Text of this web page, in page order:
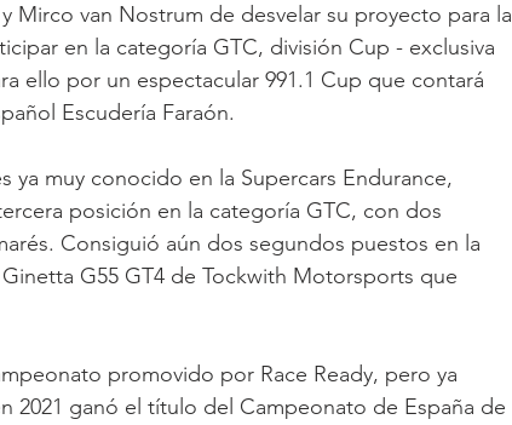
Mirco van Nostrum de desvelar su proyecto para la
en la categoría GTC, división Cup - exclusiva
ello por un espectacular 991.1 Cup que contará
Escudería Faraón.
ya muy conocido en la Supercars Endurance,
posición en la categoría GTC, con dos
Consiguió aún dos segundos puestos en la
G55 GT4 de Tockwith Motorsports que
promovido por Race Ready, pero ya
2021 ganó el título del Campeonato de España de